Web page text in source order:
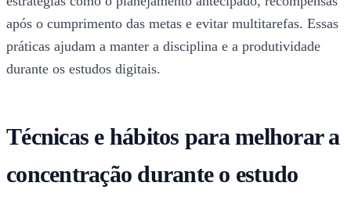
após o cumprimento das metas e evitar multitarefas. Essas
práticas ajudam a manter a disciplina e a produtividade
durante os estudos digitais.
Técnicas e hábitos para melhorar a
concentração durante o estudo